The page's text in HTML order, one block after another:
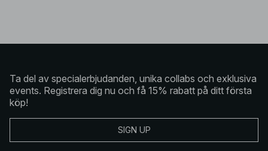
Ta del av specialerbjudanden, unika collabs och exklusiva
events. Registrera dig nu och få 15% rabatt på ditt första
köp!
SIGN UP